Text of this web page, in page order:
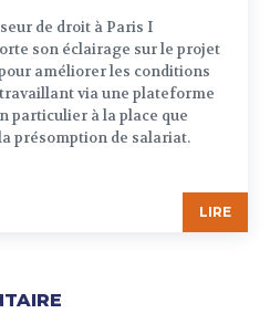
de droit à Paris I
son éclairage sur le projet
améliorer les conditions
via une plateforme
particulier à la place que
présomption de salariat.
LIRE